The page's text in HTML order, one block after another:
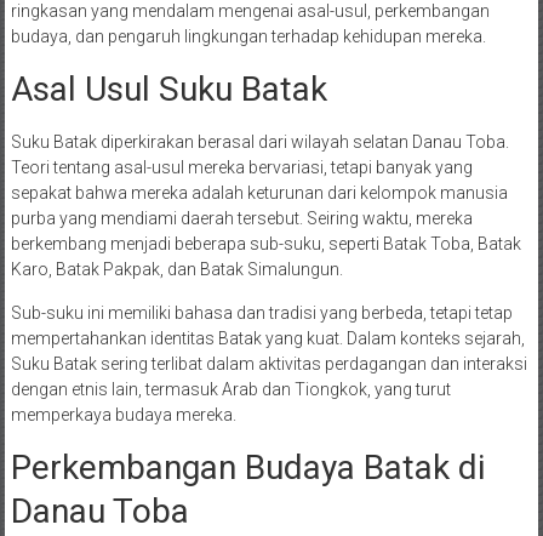
ringkasan yang mendalam mengenai asal-usul, perkembangan
budaya, dan pengaruh lingkungan terhadap kehidupan mereka.
Asal Usul Suku Batak
Suku Batak diperkirakan berasal dari wilayah selatan Danau Toba.
Teori tentang asal-usul mereka bervariasi, tetapi banyak yang
sepakat bahwa mereka adalah keturunan dari kelompok manusia
purba yang mendiami daerah tersebut. Seiring waktu, mereka
berkembang menjadi beberapa sub-suku, seperti Batak Toba, Batak
Karo, Batak Pakpak, dan Batak Simalungun.
Sub-suku ini memiliki bahasa dan tradisi yang berbeda, tetapi tetap
mempertahankan identitas Batak yang kuat. Dalam konteks sejarah,
Suku Batak sering terlibat dalam aktivitas perdagangan dan interaksi
dengan etnis lain, termasuk Arab dan Tiongkok, yang turut
memperkaya budaya mereka.
Perkembangan Budaya Batak di
Danau Toba